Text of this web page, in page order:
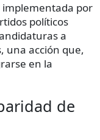
implementada por
políticos
a
una acción que,
en la
de